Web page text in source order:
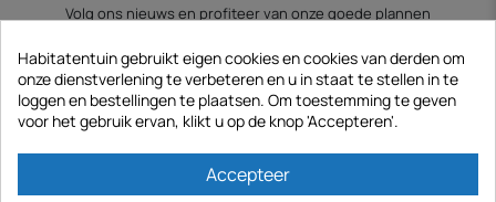
Volg ons nieuws en profiteer van onze goede plannen
Abonneer
Habitatentuin gebruikt eigen cookies en cookies van derden om
onze dienstverlening te verbeteren en u in staat te stellen in te
loggen en bestellingen te plaatsen. Om toestemming te geven
voor het gebruik ervan, klikt u op de knop 'Accepteren'.
Accepteer